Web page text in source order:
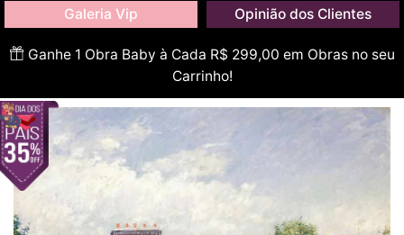
Galeria Vip Opinião dos Clientes
Ganhe 1 Obra Baby à Cada R$ 299,00 em Obras no seu
Carrinho!